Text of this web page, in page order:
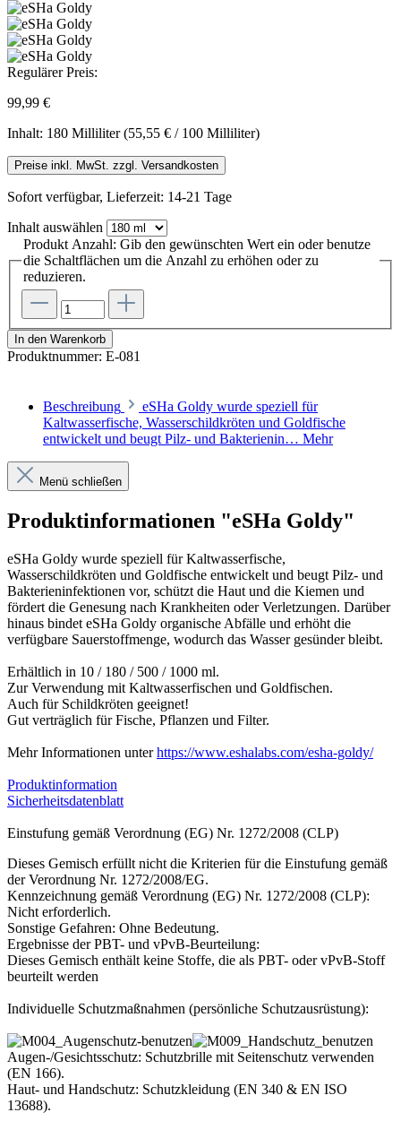
Regulärer Preis:
99,99 €
Inhalt: 180 Milliliter(55,55 € / 100 Milliliter)
Preise inkl. MwSt. zzgl. Versandkosten
Sofort verfügbar, Lieferzeit: 14-21 Tage
Inhalt auswählen
Produkt Anzahl: Gib den gewünschten Wert ein oder benutze
die Schaltflächen um die Anzahl zu erhöhen oder zu
reduzieren.
In den Warenkorb
Produktnummer: E-081
Beschreibung
eSHa Goldy wurde speziell für
Kaltwasserfische, Wasserschildkröten und Goldfische
entwickelt und beugt Pilz- und Bakterienin… Mehr
Menü schließen
Produktinformationen "eSHa Goldy"
eSHa Goldy wurde speziell für Kaltwasserfische,
Wasserschildkröten und Goldfische entwickelt und beugt Pilz- und
Bakterieninfektionen vor, schützt die Haut und die Kiemen und
fördert die Genesung nach Krankheiten oder Verletzungen. Darüber
hinaus bindet eSHa Goldy organische Abfälle und erhöht die
verfügbare Sauerstoffmenge, wodurch das Wasser gesünder bleibt.
Erhältlich in 10 / 180 / 500 / 1000 ml.
Zur Verwendung mit Kaltwasserfischen und Goldfischen.
Auch für Schildkröten geeignet!
Gut verträglich für Fische, Pflanzen und Filter.
Mehr Informationen unterhttps://www.eshalabs.com/esha-goldy/
Produktinformation
Sicherheitsdatenblatt
Einstufung gemäß Verordnung (EG) Nr. 1272/2008 (CLP)
Dieses Gemisch erfüllt nicht die Kriterien für die Einstufung gemäß
der Verordnung Nr. 1272/2008/EG.
Kennzeichnung gemäß Verordnung (EG) Nr. 1272/2008 (CLP):
Nicht erforderlich.
Sonstige Gefahren: Ohne Bedeutung.
Ergebnisse der PBT- und vPvB-Beurteilung:
Dieses Gemisch enthält keine Stoffe, die als PBT- oder vPvB-Stoff
beurteilt werden
Individuelle Schutzmaßnahmen (persönliche Schutzausrüstung):
Augen-/Gesichtsschutz: Schutzbrille mit Seitenschutz verwenden
(EN 166).
Haut- und Handschutz: Schutzkleidung (EN 340 & EN ISO
13688).